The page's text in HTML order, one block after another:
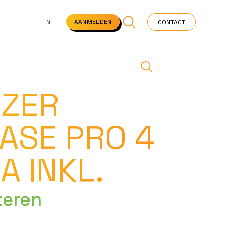
VEELGESTELDE VRAGEN STARTPAGINA NEWS
NL AANMELDEN CONTACT
PRO 4
INKL.